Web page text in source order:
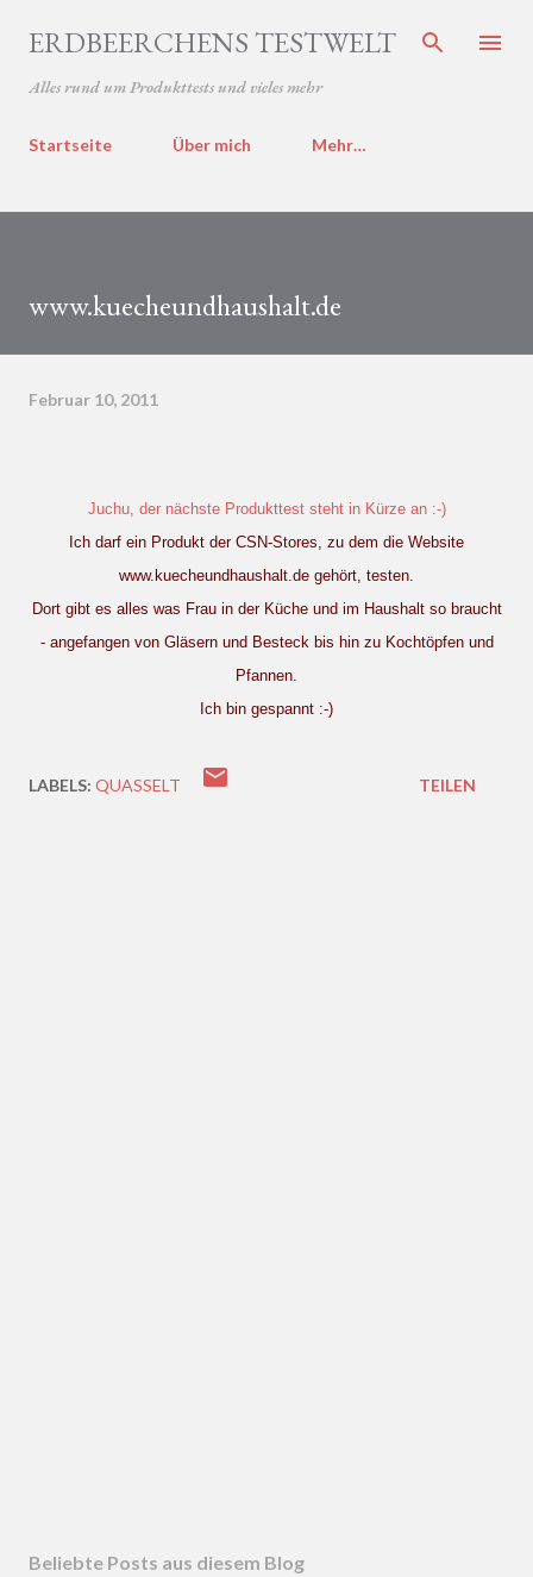
Direkt zum Hauptbereich
ERDBEERCHENS TESTWELT
Alles rund um Produkttests und vieles mehr
Startseite Über mich Mehr…
www.kuecheundhaushalt.de
Februar 10, 2011
Juchu, der nächste Produkttest steht in Kürze an :-)
Ich darf ein Produkt der CSN-Stores, zu dem die Website
www.kuecheundhaushalt.de gehört, testen.
Dort gibt es alles was Frau in der Küche und im Haushalt so braucht
- angefangen von Gläsern und Besteck bis hin zu Kochtöpfen und
Pfannen.
Ich bin gespannt :-)
LABELS: QUASSELT TEILEN
Beliebte Posts aus diesem Blog